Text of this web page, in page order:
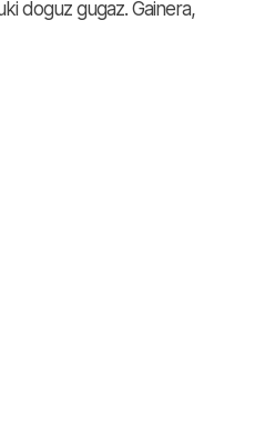
doguz gugaz. Gainera,